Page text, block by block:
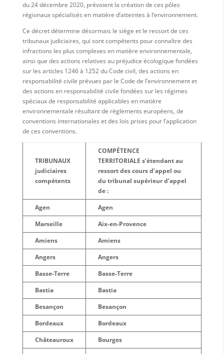
du 24 décembre 2020, prévoient la création de ces pôles
régionaux spécialisés en matière d’atteintes à l’environnement.
Ce décret détermine désormais le siège et le ressort de ces
tribunaux judiciaires, qui sont compétents pour connaître des
infractions les plus complexes en matière environnementale,
ainsi que des actions relatives au préjudice écologique fondées
sur les articles 1246 à 1252 du Code civil, des actions en
responsabilité civile prévues par le Code de l’environnement et
des actions en responsabilité civile fondées sur les régimes
spéciaux de responsabilité applicables en matière
environnementale résultant de règlements européens, de
conventions internationales et des lois prises pour l’application
de ces conventions.
TRIBUNAUX
judiciaires
compétents
COMPÉTENCE
TERRITORIALE s’étendant au
ressort des cours d’appel ou
du tribunal supérieur d’appel
de :
Agen
Agen
Marseille
Aix-en-Provence
Amiens
Amiens
Angers
Angers
Basse-Terre
Basse-Terre
Bastia
Bastia
Besançon
Besançon
Bordeaux
Bordeaux
Châteauroux
Bourges